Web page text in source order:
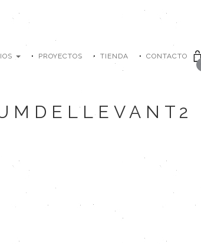
PROYECTOS TIENDA CONTACTO